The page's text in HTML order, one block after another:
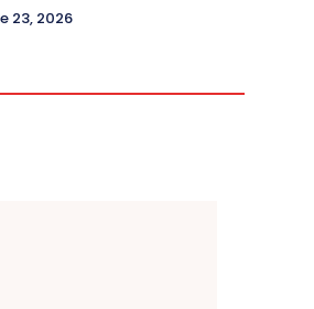
23, 2026